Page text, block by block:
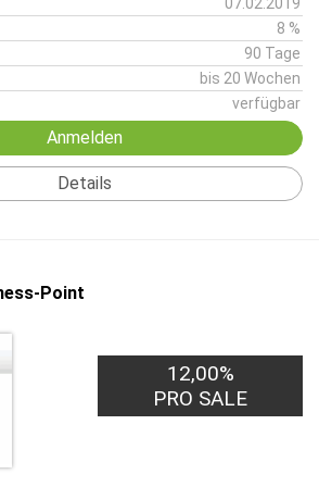
8 %
90 Tage
bis 20 Wochen
verfügbar
Anmelden
Details
Point
12,00%
PRO SALE